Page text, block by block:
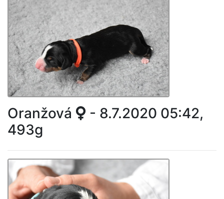
Oranžová
- 8.7.2020 05:42,
493g